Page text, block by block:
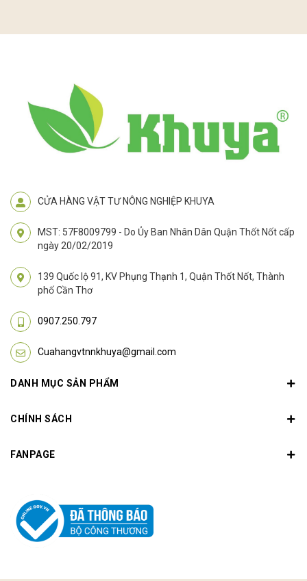
CỬA HÀNG VẬT TƯ NÔNG NGHIỆP KHUYA
MST: 57F8009799 - Do Ủy Ban Nhân Dân Quận Thốt Nốt cấp
ngày 20/02/2019
139 Quốc lộ 91, KV Phụng Thạnh 1, Quận Thốt Nốt, Thành
phố Cần Thơ
0907.250.797
Cuahangvtnnkhuya@gmail.com
DANH MỤC SẢN PHẨM
CHÍNH SÁCH
FANPAGE